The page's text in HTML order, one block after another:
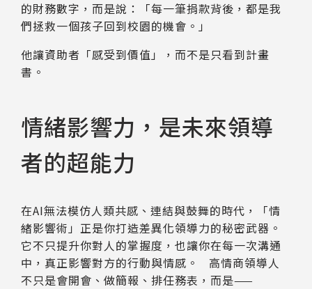
的財務數字，而是說：「每一筆捐款背後，都是我
們拯救一個孩子回到校園的機會。」
他讓資助者「感受到價值」，而不是只看到計畫
書。
情緒影響力，是未來領導
者的超能力
在AI無法模仿人類共感、連結與鼓舞的時代，「情
緒影響術」正是你打造差異化領導力的秘密武器。
它不只提升你對人的掌握度，也讓你在每一次溝通
中，真正影響對方的行動與情感。 高情商領導人
不只是會開會、做簡報、排任務表，而是——